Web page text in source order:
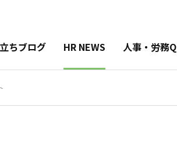
ちブログ HR NEWS 人事・労務